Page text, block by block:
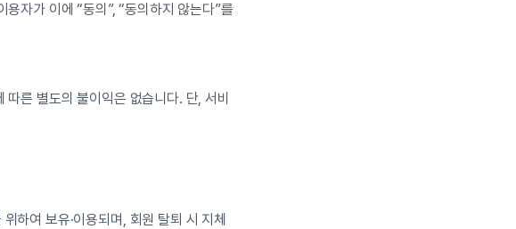
자가 이에 “동의”, “동의하지 않는다”를
른 별도의 불이익은 없습니다. 단, 서비
하여 보유·이용되며, 회원 탈퇴 시 지체